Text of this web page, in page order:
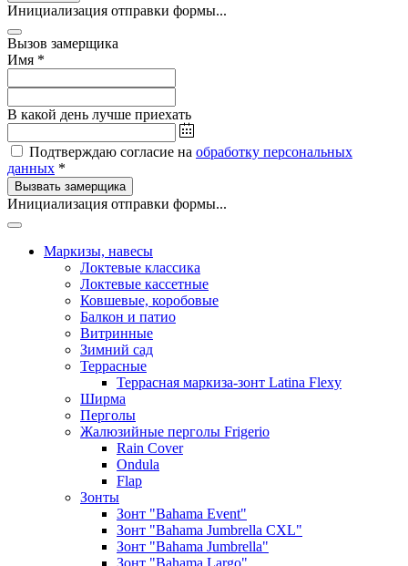
Инициализация отправки формы...
Вызов замерщика
Имя *
В какой день лучше приехать
Подтверждаю согласие на обработку персональных
данных *
Вызвать замерщика
Инициализация отправки формы...
Маркизы, навесы
Локтевые классика
Локтевые кассетные
Ковшевые, коробовые
Балкон и патио
Витринные
Зимний сад
Террасные
Террасная маркиза-зонт Latina Flexy
Ширма
Перголы
Жалюзийные перголы Frigerio
Rain Cover
Ondula
Flap
Зонты
Зонт "Bahama Event"
Зонт "Bahama Jumbrella CXL"
Зонт "Bahama Jumbrella"
Зонт "Bahama Largo"